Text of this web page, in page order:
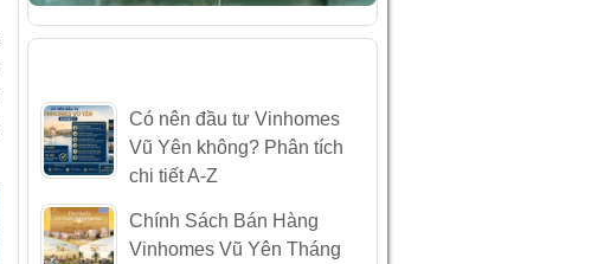
Có nên đầu tư Vinhomes
Vũ Yên không? Phân tích
chi tiết A-Z
Chính Sách Bán Hàng
Vinhomes Vũ Yên Tháng